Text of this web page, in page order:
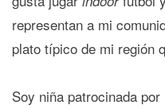
representan a mi
plato típico de mi región
Soy niña patrocinada